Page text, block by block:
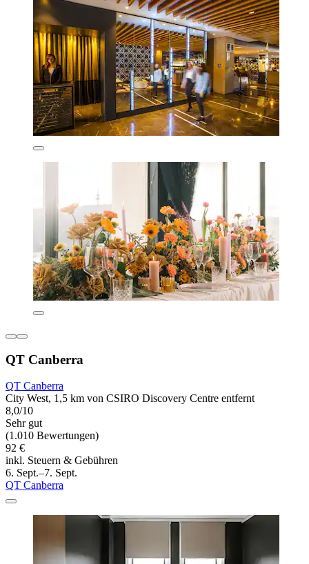
QT Canberra
QT Canberra
City West, 1,5 km von CSIRO Discovery Centre entfernt
8,0/10
Sehr gut
(1.010 Bewertungen)
92 €
inkl. Steuern & Gebühren
6. Sept.–7. Sept.
QT Canberra